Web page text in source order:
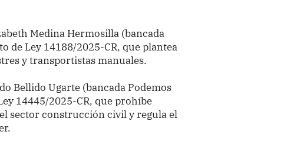
Medina Hermosilla (bancada
de Ley 14188/2025-CR, que plantea
y transportistas manuales.
Bellido Ugarte (bancada Podemos
14445/2025-CR, que prohíbe
sector construcción civil y regula el